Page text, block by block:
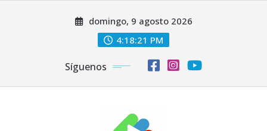
domingo, 9 agosto 2026
4:18:23 PM
Síguenos